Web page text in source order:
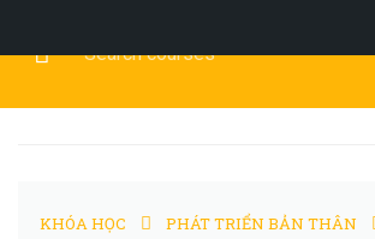
KHÓA HỌC PHÁT TRIỂN BẢN THÂN